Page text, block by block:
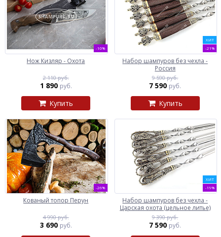
-10%
Нож Кизляр - Охота
2 110 руб.
1 890 руб.
Купить
ХИТ
-21%
Набор шампуров без чехла -
Россия
9 590 руб.
7 590 руб.
Купить
-26%
Кованый топор Перун
4 990 руб.
3 690 руб.
ХИТ
-19%
Набор шампуров без чехла -
Царская охота (цельное литье)
9 390 руб.
7 590 руб.